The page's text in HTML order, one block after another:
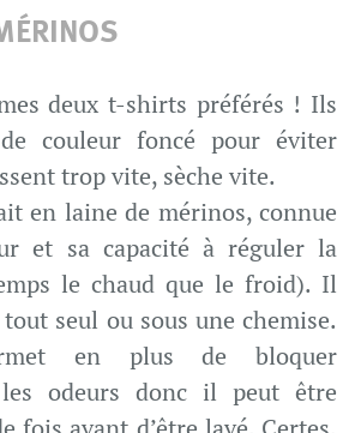
deux t-shirts préférés ! Ils
couleur foncé pour éviter
trop vite, sèche vite.
en laine de mérinos, connue
et sa capacité à réguler la
le chaud que le froid). Il
seul ou sous une chemise.
en plus de bloquer
odeurs donc il peut être